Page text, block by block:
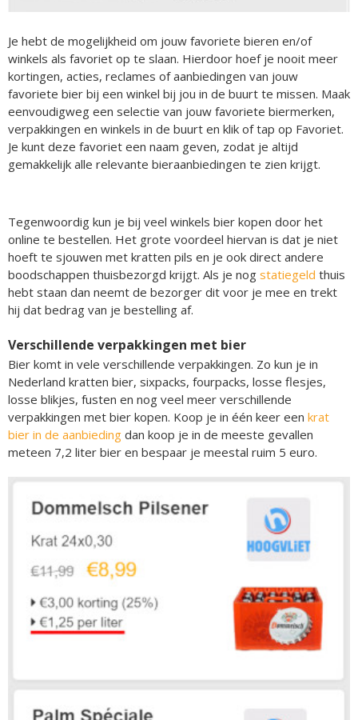
Je hebt de mogelijkheid om jouw favoriete bieren en/of
winkels als favoriet op te slaan. Hierdoor hoef je nooit meer
kortingen, acties, reclames of aanbiedingen van jouw
favoriete bier bij een winkel bij jou in de buurt te missen. Maak
eenvoudigweg een selectie van jouw favoriete biermerken,
verpakkingen en winkels in de buurt en klik of tap op Favoriet.
Je kunt deze favoriet een naam geven, zodat je altijd
gemakkelijk alle relevante bieraanbiedingen te zien krijgt.
Tegenwoordig kun je bij veel winkels bier kopen door het
online te bestellen. Het grote voordeel hiervan is dat je niet
hoeft te sjouwen met kratten pils en je ook direct andere
boodschappen thuisbezorgd krijgt. Als je nog statiegeld thuis
hebt staan dan neemt de bezorger dit voor je mee en trekt
hij dat bedrag van je bestelling af.
Verschillende verpakkingen met bier
Bier komt in vele verschillende verpakkingen. Zo kun je in
Nederland kratten bier, sixpacks, fourpacks, losse flesjes,
losse blikjes, fusten en nog veel meer verschillende
verpakkingen met bier kopen. Koop je in één keer een krat
bier in de aanbieding dan koop je in de meeste gevallen
meteen 7,2 liter bier en bespaar je meestal ruim 5 euro.